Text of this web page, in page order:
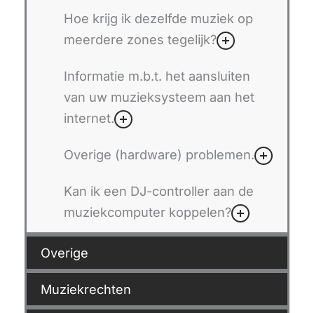
Hoe krijg ik dezelfde muziek op
meerdere zones tegelijk?
Informatie m.b.t. het aansluiten
van uw muzieksysteem aan het
internet.
Overige (hardware) problemen.
Kan ik een DJ-controller aan de
muziekcomputer koppelen?
Overige
Muziekrechten